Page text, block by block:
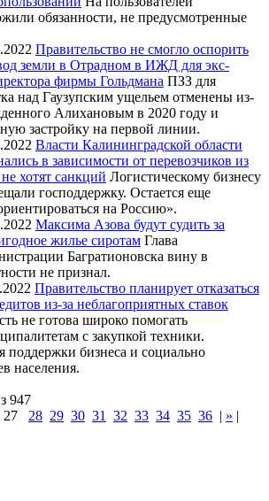
обязанности, не предусмотренные
Правительство не смогло оспорить
земли в Отрадном в ИЖД для экс-
фирмы Гольдмана ПЗЗ для
над Гаузупским ущельем отменены из-
Алихановым в 2020 году и
застройку на первой линии.
Власти Калининградской области
в зависимости от перевозчиков из
хотят санкций Логистическому бизнесу
господдержку. Остается еще
на Россию».
Максима Азова будут судить за
жилье сиротам Глава
Багратионовска вину в
не признал.
Правительство планирует отказаться
из-за неблагоприятных ставок
не готова широко помогать
с закупкой техники.
поддержки бизнеса и социально
населения.
947
27 28 29 30 31 32 33 34 35 36 | » |